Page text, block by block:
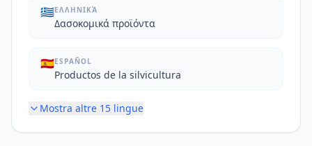
🇬🇷ΕΛΛΗΝΙΚΆ
Δασοκομικά προϊόντα
🇪🇸ESPAÑOL
Productos de la silvicultura
Mostra altre 15 lingue